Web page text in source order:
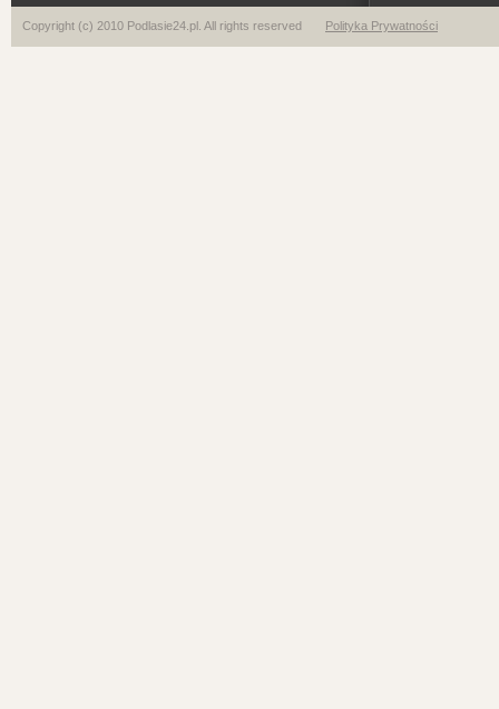
Copyright (c) 2010 Podlasie24.pl. All rights reserved Polityka Prywatności